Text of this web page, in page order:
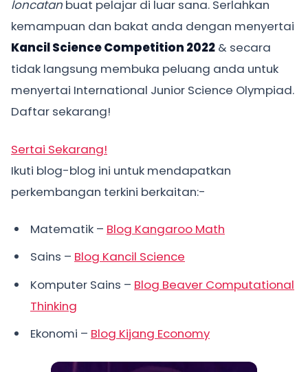
loncatan buat pelajar di luar sana. Serlahkan
kemampuan dan bakat anda dengan menyertai
Kancil Science Competition 2022 & secara
tidak langsung membuka peluang anda untuk
menyertai International Junior Science Olympiad.
Daftar sekarang!
Sertai Sekarang!
Ikuti blog-blog ini untuk mendapatkan
perkembangan terkini berkaitan:-
Matematik – Blog Kangaroo Math
Sains – Blog Kancil Science
Komputer Sains – Blog Beaver Computational
Thinking
Ekonomi – Blog Kijang Economy